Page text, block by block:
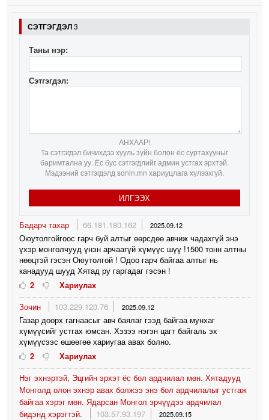
СЭТГЭГДЭЛ3
Таны нэр:
Сэтгэгдэл:
АНХААР!
Та сэтгэгдэл бичихдээ хууль зүйн болон ёс суртахууныг
баримтална уу. Ёс бус сэтгэгдлийг админ устгах эрхтэй.
Мэдээний сэтгэгдэлд sonin.mn хариуцлага хүлээхгүй.
ИЛГЭЭХ
Бадарч тахар 66.181.180.162 2025.09.12
Оюутолгойгоос гарч буй алтыг өөрсдөө авчиж чадахгүй энэ
үхэр монголчууд үнэн арчаагүй хүмүүс шүү !1500 тонн алтны
нөөцтэй гэсэн Оюутолгой ! Одоо гарч байгаа алтыг нь
канадууд шууд Хятад ру гаргадаг гэсэн !
2
Хариулах
Зочин
103.229.120.76 2025.09.12
Газар доорх гагнаасыг авч баялаг гээд байгаа мунхаг
хүмүүсийг устгах юмсан. Хэзээ нэгэн цагт байгаль эх
хүмүүсээс өшөөгөө хариугаа авах болно.
2
Хариулах
Нэг эхнэртэй, Эцгийн эрхэт ёс бол ардчилал мөн. Хятадууд
Монголд олон эхнэр авах болжээ энэ бол ардчилалыг устгаж
байгаа хэрэг мөн. Ядарсан Монгол эрчүүдээ ардчилал
бидэнд хэрэгтэй.
103.57.93.197 2025.09.15